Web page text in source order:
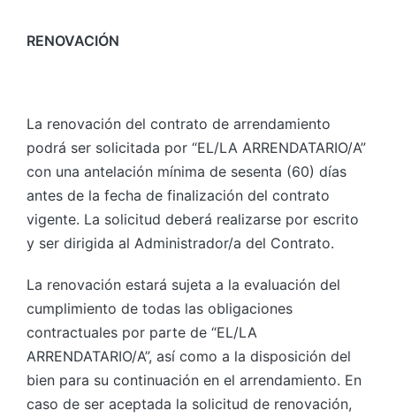
RENOVACIÓN
La renovación del contrato de arrendamiento
podrá ser solicitada por “EL/LA ARRENDATARIO/A”
con una antelación mínima de sesenta (60) días
antes de la fecha de finalización del contrato
vigente. La solicitud deberá realizarse por escrito
y ser dirigida al Administrador/a del Contrato.
La renovación estará sujeta a la evaluación del
cumplimiento de todas las obligaciones
contractuales por parte de “EL/LA
ARRENDATARIO/A”, así como a la disposición del
bien para su continuación en el arrendamiento. En
caso de ser aceptada la solicitud de renovación,